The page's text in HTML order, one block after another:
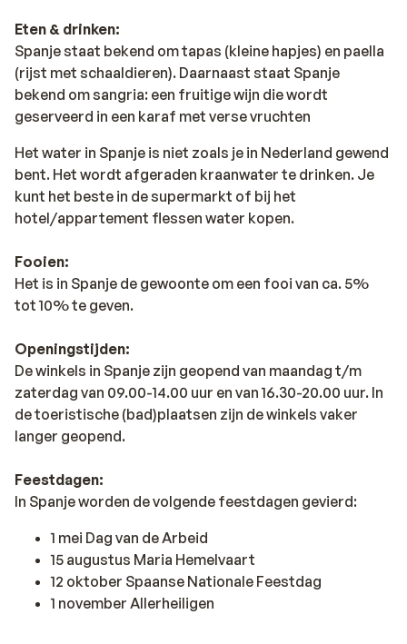
Eten & drinken:
Spanje staat bekend om tapas (kleine hapjes) en paella
(rijst met schaaldieren). Daarnaast staat Spanje
bekend om sangria: een fruitige wijn die wordt
geserveerd in een karaf met verse vruchten
Het water in Spanje is niet zoals je in Nederland gewend
bent. Het wordt afgeraden kraanwater te drinken. Je
kunt het beste in de supermarkt of bij het
hotel/appartement flessen water kopen.
Fooien:
Het is in Spanje de gewoonte om een fooi van ca. 5%
tot 10% te geven.
Openingstijden:
De winkels in Spanje zijn geopend van maandag t/m
zaterdag van 09.00-14.00 uur en van 16.30-20.00 uur. In
de toeristische (bad)plaatsen zijn de winkels vaker
langer geopend.
Feestdagen:
In Spanje worden de volgende feestdagen gevierd:
1 mei Dag van de Arbeid
15 augustus Maria Hemelvaart
12 oktober Spaanse Nationale Feestdag
1 november Allerheiligen